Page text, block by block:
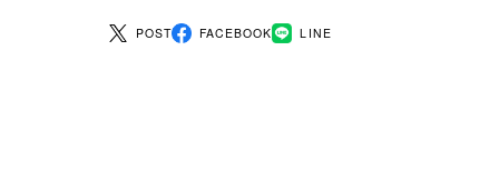
POST FACEBOOK LINE